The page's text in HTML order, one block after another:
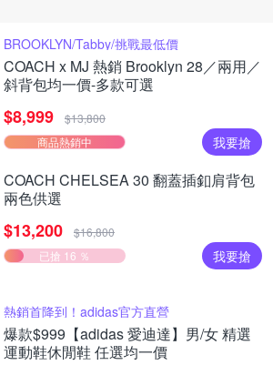
BROOKLYN/Tabby/挑戰最低價
COACH x MJ 熱銷 Brooklyn 28／兩用／
斜背包均一價-多款可選
$8,999
$13,800
商品熱銷中
我要搶
COACH CHELSEA 30 翻蓋插釦肩背包
兩色供選
$13,200
$16,800
已搶 16 ％
我要搶
熱銷首降到！adidas官方直營
爆款$999【adidas 愛迪達】男/女 精選
運動鞋休閒鞋 任選均一價